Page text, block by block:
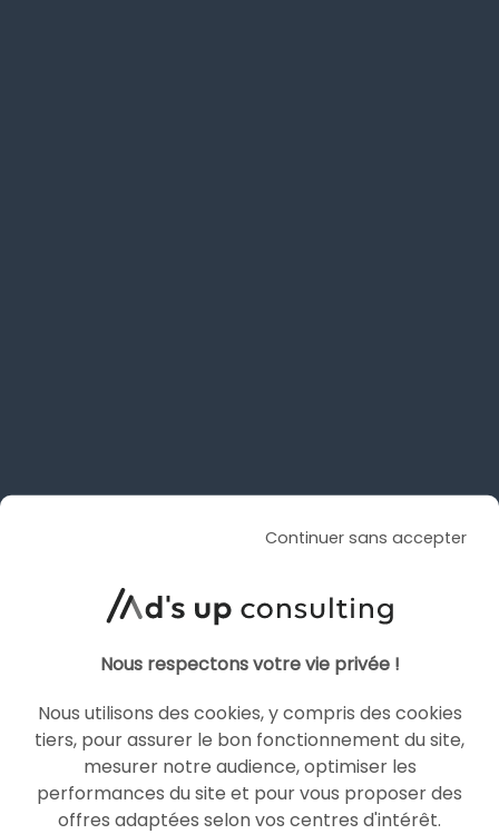
Continuer sans accepter
Nous respectons votre vie privée !
Nous utilisons des cookies, y compris des cookies
tiers, pour assurer le bon fonctionnement du site,
mesurer notre audience, optimiser les
performances du site et pour vous proposer des
offres adaptées selon vos centres d'intérêt.